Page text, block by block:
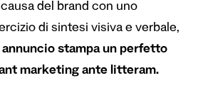
del brand con uno
di sintesi visiva e verbale,
stampa un perfetto
marketingante litteram.